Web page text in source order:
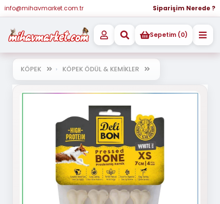
info@mihavmarket.com.tr Siparişim Nerede ?
Sepetim (0)
KÖPEK KÖPEK ÖDÜL & KEMİKLER